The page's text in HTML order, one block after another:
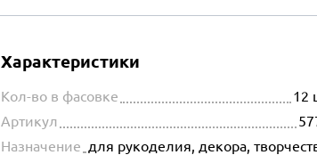
Характеристики
Кол-во в фасовке
12
Артикул
Назначение для рукоделия, декора,